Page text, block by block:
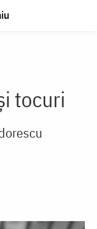
tocuri